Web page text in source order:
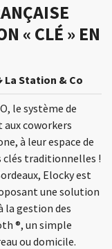
« CLÉ » EN
La Station & Co
le système de
aux coworkers
à leur espace de
clés traditionnelles !
Elocky est
une solution
la gestion des
®, un simple
ou domicile.